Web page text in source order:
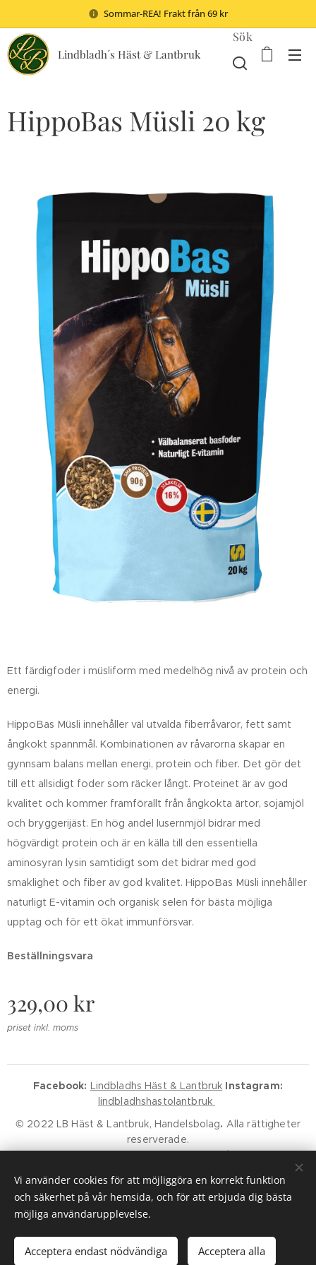
Sommar-REA! Frakt från 69 kr
Lindbladh´s Häst & Lantbruk
Sök
HippoBas Müsli 20 kg
Ett färdigfoder i müsliform med medelhög nivå av protein och
energi.
HippoBas Müsli innehåller väl utvalda fiberråvaror, fett samt
ångkokt spannmål. Kombinationen av råvarorna skapar en
gynnsam balans mellan energi, protein och fiber. Det gör det
till ett allsidigt foder som räcker långt. Proteinet är av god
kvalitet och kommer framförallt från ångkokta ärtor, sojamjöl
och bryggerijäst. En hög andel lusernmjöl bidrar med
högvärdigt protein och är en källa till den essentiella
aminosyran lysin samtidigt som det bidrar med god
smaklighet och fiber av god kvalitet. HippoBas Müsli innehåller
naturligt E-vitamin och organisk selen för bästa möjliga
upptag och för ett ökat immunförsvar.
Beställningsvara
329,00 kr
priset inkl. moms
Lägg i kundvagnen
Facebook: Lindbladhs Häst & Lantbruk Instagram:
lindbladhshastolantbruk
© 2022 LB Häst & Lantbruk, Handelsbolag. Alla rättigheter
reserverade.
Godkänd för F-Skatt.Kundservice
Cookies
Vi använder cookies för att möjliggöra en korrekt funktion
och säkerhet på vår hemsida, och för att erbjuda dig bästa
möjliga användarupplevelse.
Acceptera endast nödvändiga Acceptera alla